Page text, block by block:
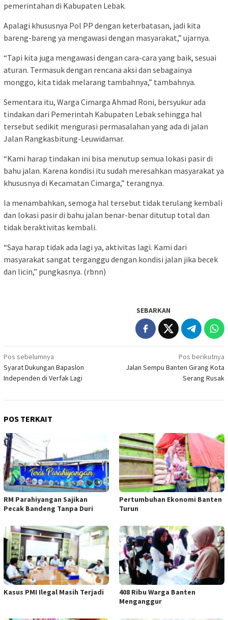
pemerintahan di Kabupaten Lebak.
Apalagi khususnya Pol PP dengan keterbatasan, jadi kita
bareng-bareng ya mengawasi dengan masyarakat,” ujarnya.
“Tapi kita juga mengawasi dengan cara-cara yang baik, sesuai
aturan. Termasuk dengan rencana aksi dan sebagainya
monggo, kita tidak melarang tambahnya,” tambahnya.
Sementara itu, Warga Cimarga Ahmad Roni, bersyukur ada
tindakan dari Pemerintah Kabupaten Lebak sehingga hal
tersebut sedikit mengurasi permasalahan yang ada di jalan
Jalan Rangkasbitung-Leuwidamar.
“Kami harap tindakan ini bisa menutup semua lokasi pasir di
bahu jalan. Karena kondisi itu sudah meresahkan masyarakat ya
khususnya di Kecamatan Cimarga,” terangnya.
Ia menambahkan, semoga hal tersebut tidak terulang kembali
dan lokasi pasir di bahu jalan benar-benar ditutup total dan
tidak beraktivitas kembali.
“Saya harap tidak ada lagi ya, aktivitas lagi. Kami dari
masyarakat sangat terganggu dengan kondisi jalan jika becek
dan licin,” pungkasnya. (rbnn)
SEBARKAN
Navigasi
pos
Pos sebelumnya
Syarat Dukungan Bapaslon
Independen di Verfak Lagi
Pos berikutnya
Jalan Sempu Banten Girang Kota
Serang Rusak
POS TERKAIT
RM Parahiyangan Sajikan
Pecak Bandeng Tanpa Duri
Pertumbuhan Ekonomi Banten
Turun
Kasus PMI Ilegal Masih Terjadi
408 Ribu Warga Banten
Menganggur